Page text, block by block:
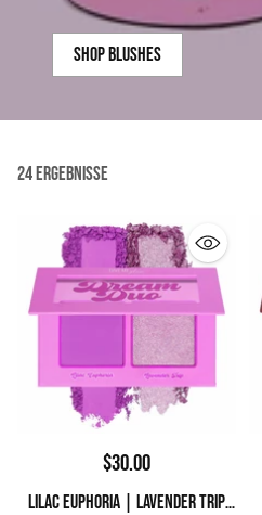
shop blushes
24 Ergebnisse
$30.00
LILAC EUPHORIA | LAVENDER TRIP